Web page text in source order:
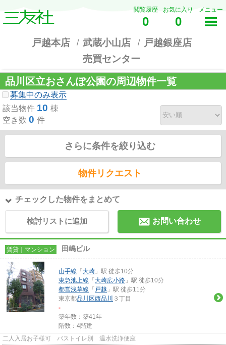
閲覧履歴
0
お気に入り
0
メニュー
戸越本店 武蔵小山店
戸越銀座店
売買センター
品川区立おさんぽ公園の周辺物件一覧
募集中のみ表示
該当物件 10 棟
空き数 0 件
さらに条件を絞り込む
物件リクエスト
チェックした物件をまとめて
検討リストに追加 お問い合わせ
賃貸｜マンション 田嶋ビル
山手線 「 大崎 」駅 徒歩10分
東急池上線 「 大崎広小路 」駅 徒歩10分
都営浅草線 「 戸越 」駅 徒歩11分
東京都品川区西品川 ３丁目
-
築年数：築41年
階数：4階建
二人入居お子様可 バストイレ別 温水洗浄便座